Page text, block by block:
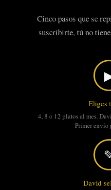
Cinco pasos que se
suscribirte, tú no
Eliges
4, 8 o 12 platos al mes.
Primer envío
David